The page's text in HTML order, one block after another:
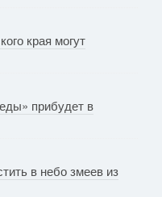
края могут
прибудет в
в небо змеев из